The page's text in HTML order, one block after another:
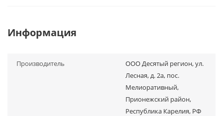
Информация
Производитель
ООО Десятый регион, ул.
Лесная, д. 2а, пос.
Мелиоративный,
Прионежский район,
Республика Карелия, РФ